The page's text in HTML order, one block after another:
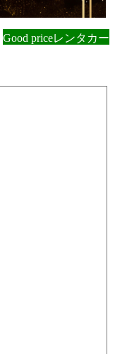
Good priceレンタカー